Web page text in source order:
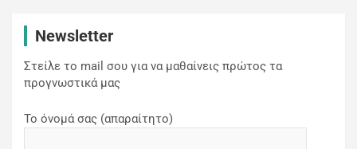
Newsletter
Στείλε το mail σου για να μαθαίνεις πρώτος τα
προγνωστικά μας
Το όνομά σας (απαραίτητο)